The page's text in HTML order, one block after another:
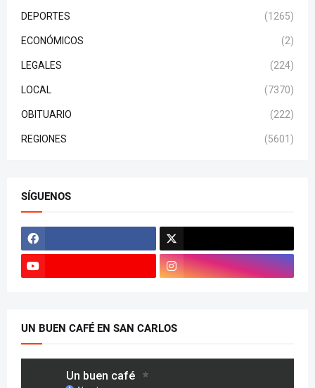
DEPORTES (1265)
ECONÓMICOS (2)
LEGALES (224)
LOCAL (7370)
OBITUARIO (222)
REGIONES (5601)
SÍGUENOS
UN BUEN CAFÉ EN SAN CARLOS